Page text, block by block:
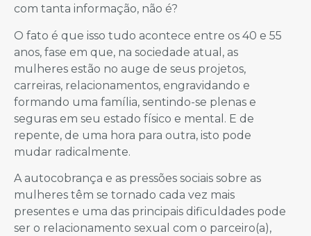
com tanta informação, não é?
O fato é que isso tudo acontece entre os 40 e 55
anos, fase em que, na sociedade atual, as
mulheres estão no auge de seus projetos,
carreiras, relacionamentos, engravidando e
formando uma família, sentindo-se plenas e
seguras em seu estado físico e mental. E de
repente, de uma hora para outra, isto pode
mudar radicalmente.
A autocobrança e as pressões sociais sobre as
mulheres têm se tornado cada vez mais
presentes e uma das principais dificuldades pode
ser o relacionamento sexual com o parceiro(a),